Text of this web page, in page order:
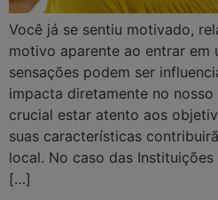
Você já se sentiu motivado,
motivo aparente ao entrar em
sensações podem ser
impacta diretamente no
crucial estar atento aos
suas características
local. No caso das Instituições
[…]